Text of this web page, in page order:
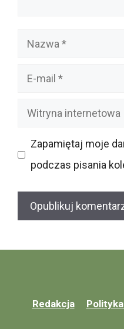
Nazwa
Witryna
Zapamiętaj moje
podczas pisania
Redakcja